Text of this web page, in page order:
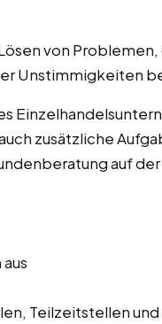
von Problemen,
Unstimmigkeiten
zusätzliche
auf
Teilzeitstellen und